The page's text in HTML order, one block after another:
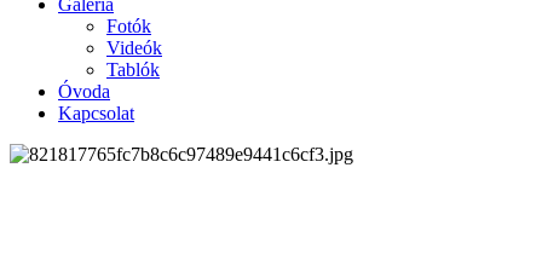
Fotók
Videók
Tablók
Óvoda
Kapcsolat